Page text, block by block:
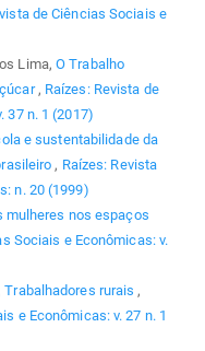
de Ciências Sociais e
Lima,O Trabalho
, Raízes: Revista de
37 n. 1 (2017)
e sustentabilidade da
, Raízes: Revista
n. 20 (1999)
mulheres nos espaços
Sociais e Econômicas: v.
Trabalhadores rurais,
e Econômicas: v. 27 n. 1